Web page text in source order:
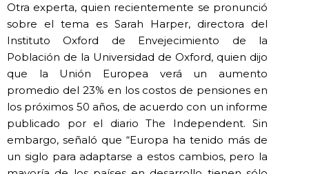
Otra experta, quien recientemente se pronunció
sobre el tema es Sarah Harper, directora del
Instituto Oxford de Envejecimiento de la
Población de la Universidad de Oxford, quien dijo
que la Unión Europea verá un aumento
promedio del 23% en los costos de pensiones en
los próximos 50 años, de acuerdo con un informe
publicado por el diario The Independent. Sin
embargo, señaló que “Europa ha tenido más de
un siglo para adaptarse a estos cambios, pero la